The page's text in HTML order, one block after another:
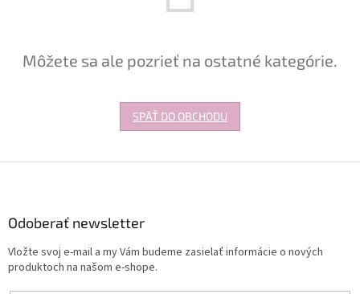
Môžete sa ale pozrieť na ostatné kategórie.
SPÄŤ DO OBCHODU
Odoberať newsletter
Vložte svoj e-mail a my Vám budeme zasielať informácie o nových
produktoch na našom e-shope.